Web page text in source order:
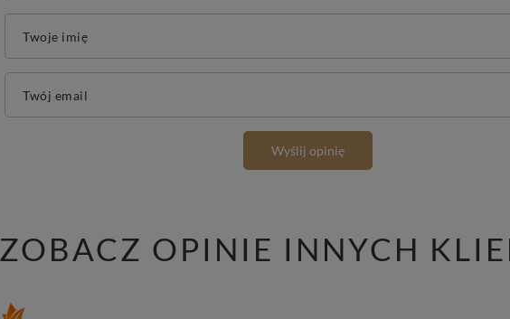
Twoje imię
Twój email
Wyślij opinię
ZOBACZ OPINIE INNYCH